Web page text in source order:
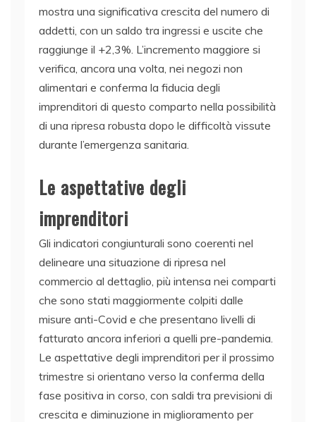
mostra una significativa crescita del numero di
addetti, con un saldo tra ingressi e uscite che
raggiunge il +2,3%. L’incremento maggiore si
verifica, ancora una volta, nei negozi non
alimentari e conferma la fiducia degli
imprenditori di questo comparto nella possibilità
di una ripresa robusta dopo le difficoltà vissute
durante l’emergenza sanitaria.
Le aspettative degli
imprenditori
Gli indicatori congiunturali sono coerenti nel
delineare una situazione di ripresa nel
commercio al dettaglio, più intensa nei comparti
che sono stati maggiormente colpiti dalle
misure anti-Covid e che presentano livelli di
fatturato ancora inferiori a quelli pre-pandemia.
Le aspettative degli imprenditori per il prossimo
trimestre si orientano verso la conferma della
fase positiva in corso, con saldi tra previsioni di
crescita e diminuzione in miglioramento per